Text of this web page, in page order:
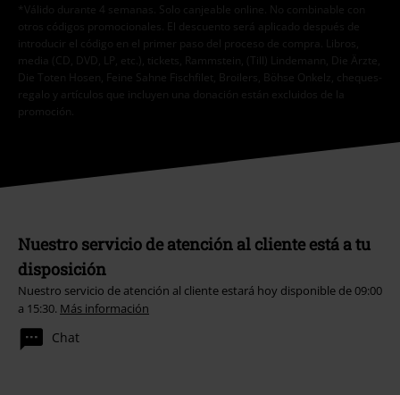
*Válido durante 4 semanas. Solo canjeable online. No combinable con
otros códigos promocionales. El descuento será aplicado después de
introducir el código en el primer paso del proceso de compra. Libros,
media (CD, DVD, LP, etc.), tickets, Rammstein, (Till) Lindemann, Die Ärzte,
Die Toten Hosen, Feine Sahne Fischfilet, Broilers, Böhse Onkelz, cheques-
regalo y artículos que incluyen una donación están excluidos de la
promoción.
Nuestro servicio de atención al cliente está a tu
disposición
Nuestro servicio de atención al cliente estará hoy disponible de 09:00
a 15:30. Más información
Chat